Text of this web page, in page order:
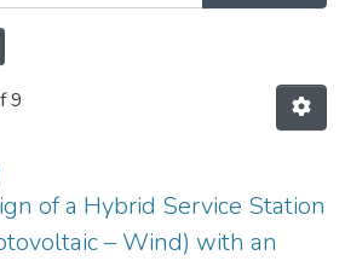
9
of a Hybrid Service Station
– Wind) with an